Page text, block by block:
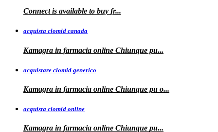
Connect is available to buy fr...
acquista clomid canada
Kamagra in farmacia online Chiunque pu...
acquistare clomid generico
Kamagra in farmacia online Chiunque pu o...
acquista clomid online
Kamagra in farmacia online Chiunque pu...